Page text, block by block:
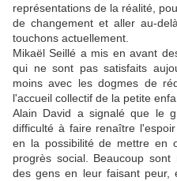
représentations de la réalité,
de changement et aller au-
touchons actuellement.
Mikaël Seillé a mis en avant
qui ne sont pas satisfaits
moins avec les dogmes de
l'accueil collectif de la petite
Alain David a signalé que le
difficulté à faire renaître
en la possibilité de mettre en
progrès social. Beaucoup
des gens en leur faisant peur,